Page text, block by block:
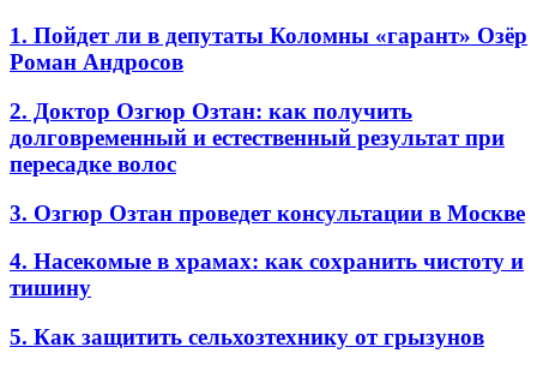
1. Пойдет ли в депутаты Коломны «гарант» Озёр
Роман Андросов
2. Доктор Озгюр Озтан: как получить
долговременный и естественный результат при
пересадке волос
3. Озгюр Озтан проведет консультации в Москве
4. Насекомые в храмах: как сохранить чистоту и
тишину
5. Как защитить сельхозтехнику от грызунов